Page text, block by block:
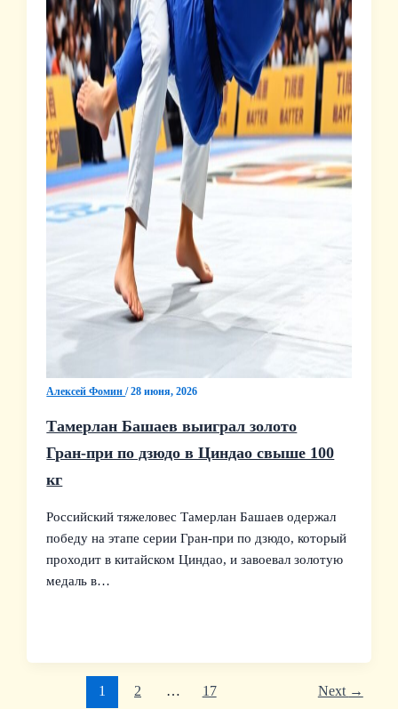
Алексей Фомин/28 июня, 2026
Тамерлан Башаев выиграл золото
Гран‑при по дзюдо в Циндао свыше 100
кг
Российский тяжеловес Тамерлан Башаев одержал
победу на этапе серии Гран‑при по дзюдо, который
проходит в китайском Циндао, и завоевал золотую
медаль в…
1 2 … 17 Next →